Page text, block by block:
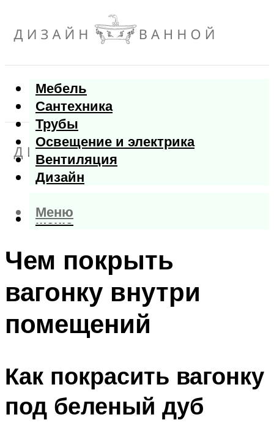
Мебель
Сантехника
Трубы
Освещение и электрика
Вентиляция
Дизайн
Меню
Меню
Чем покрыть
вагонку внутри
помещений
Как покрасить вагонку
под беленый дуб